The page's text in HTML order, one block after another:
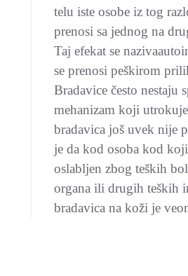
telu iste osobe iz tog
prenosi sa jednog na
Taj efekat se
se prenosi peškirom
Bradavice često nestaju
mehanizam koji
bradavica još uvek nije
je da kod osoba kod
oslabljen zbog teških
organa ili drugih teških
bradavica na koži je